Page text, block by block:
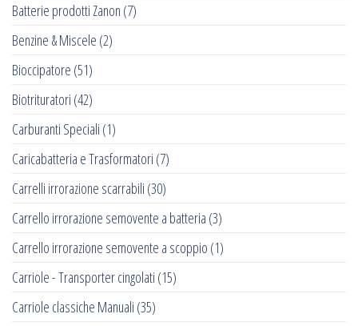
Batterie prodotti Zanon (7)
Benzine & Miscele (2)
Bioccipatore (51)
Biotrituratori (42)
Carburanti Speciali (1)
Caricabatteria e Trasformatori (7)
Carrelli irrorazione scarrabili (30)
Carrello irrorazione semovente a batteria (3)
Carrello irrorazione semovente a scoppio (1)
Carriole - Transporter cingolati (15)
Carriole classiche Manuali (35)